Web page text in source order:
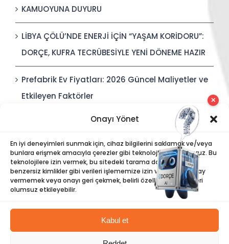
Onayı Yönet
En iyi deneyimleri sunmak için, cihaz bilgilerini saklamak ve/veya
bunlara erişmek amacıyla çerezler gibi teknolojiler kullanıyoruz. Bu
teknolojilere izin vermek, bu sitedeki tarama davranışı veya
benzersiz kimlikler gibi verileri işlememize izin verecektir. Onay
vermemek veya onayı geri çekmek, belirli özellikleri ve işlevleri
olumsuz etkileyebilir.
Kabul et
KAMUOYUNA DUYURU
LİBYA ÇÖLÜ’NDE ENERJİ İÇİN “YAŞAM KORİDORU”:
DORÇE, KUFRA TECRÜBESİYLE YENİ DÖNEME HAZIR
Prefabrik Ev Fiyatları: 2026 Güncel Maliyetler ve
Etkileyen Faktörler
Polis Karakolları: Güvenli, Entegre ve Hızlı İnşa
Edilebilir Kamu Güvenliği Yapıları
©Dorce| Tüm Hakları Saklıdır |Bilgi Toplumu Hizmetleri|
✕